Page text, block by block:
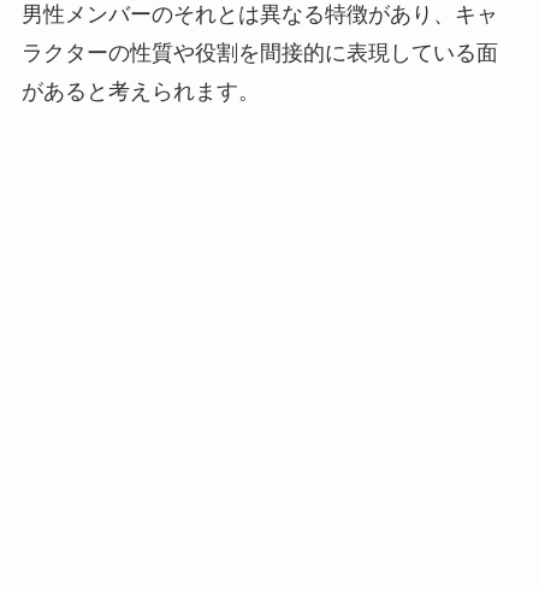
男性メンバーのそれとは異なる特徴があり、キャ
ラクターの性質や役割を間接的に表現している面
があると考えられます。